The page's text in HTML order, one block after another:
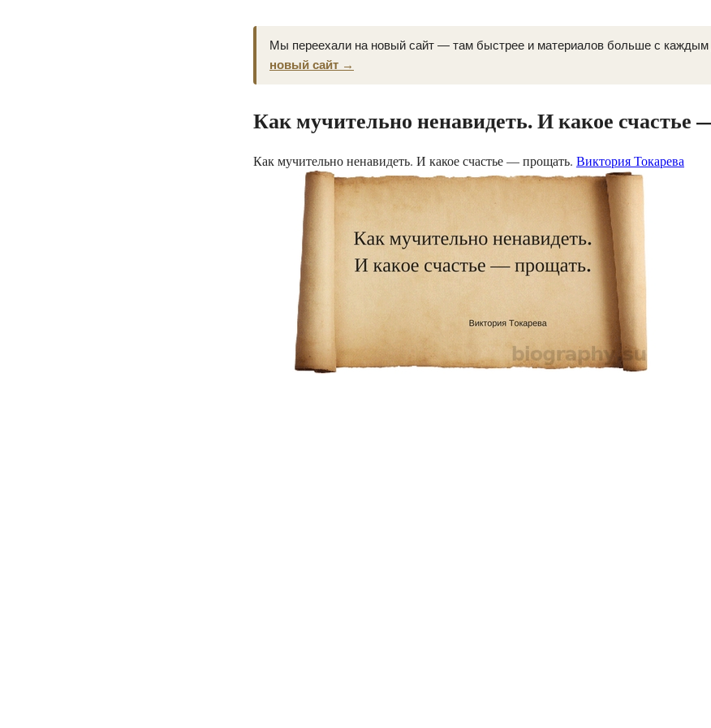
Мы переехали на новый сайт — там быстрее и материалов больше с каждым
новый сайт →
Как мучительно ненавидеть. И какое счастье
Как мучительно ненавидеть. И какое счастье — прощать. Виктория Токарева